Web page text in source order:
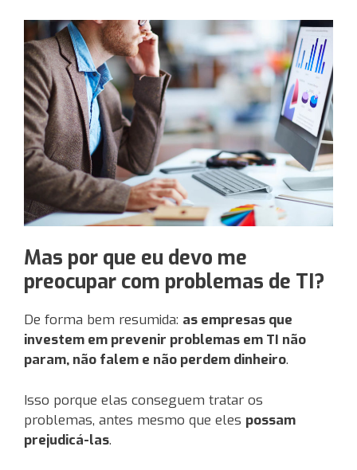
Mas por que eu devo me
preocupar com problemas de TI?
De forma bem resumida: as empresas que
investem em prevenir problemas em TI não
param, não falem e não perdem dinheiro.
Isso porque elas conseguem tratar os
problemas, antes mesmo que eles possam
prejudicá-las.